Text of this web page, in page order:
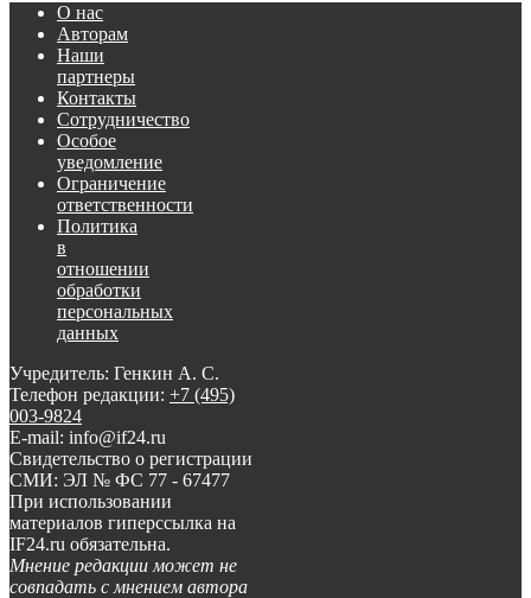
О нас
Авторам
Наши
партнеры
Контакты
Сотрудничество
Особое
уведомление
Ограничение
ответственности
Политика
в
отношении
обработки
персональных
данных
Учредитель: Генкин А. С.
Телефон редакции: +7 (495)
003-9824
E-mail: info@if24.ru
Свидетельство о регистрации
СМИ: ЭЛ № ФС 77 - 67477
При использовании
материалов гиперссылка на
IF24.ru обязательна.
Мнение редакции может не
совпадать с мнением автора